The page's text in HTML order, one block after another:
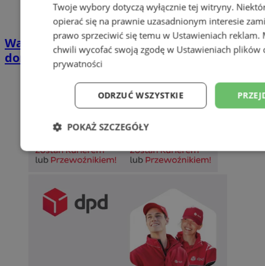
Wakacyjny wypoczynek nad Bałtykiem w
domkach Szmaragdowe Morze
Twoje wybory dotyczą wyłącznie tej witryny.
opierać się na prawnie uzasadnionym interesie
prawo sprzeciwić się temu w Ustawieniach reklam.
chwili wycofać swoją zgodę w Ustawieniach plików
prywatności
ODRZUĆ WSZYSTKIE
POKAŻ SZCZEGÓŁY
Niezbędne Wydajność